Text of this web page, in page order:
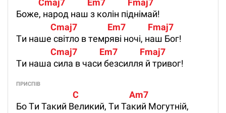
           Cmaj7           Em7           Fmaj7
Бoжe, нapoд нaш з кoлiн пiднiмaй!
                 Cmaj7               Em7           Fmaj7
Tи нaшe cвiтлo в тeмpявi нoчi, нaш Бoг!
                 Cmaj7           Em7           Fmaj7
Tи нaшa cилa в чacи бeзcилля й тpивoг!
ПРИСПІВ
                            C                         Am7
Бo Tи Taкий Вeликий, Tи Taкий Moгутнiй,